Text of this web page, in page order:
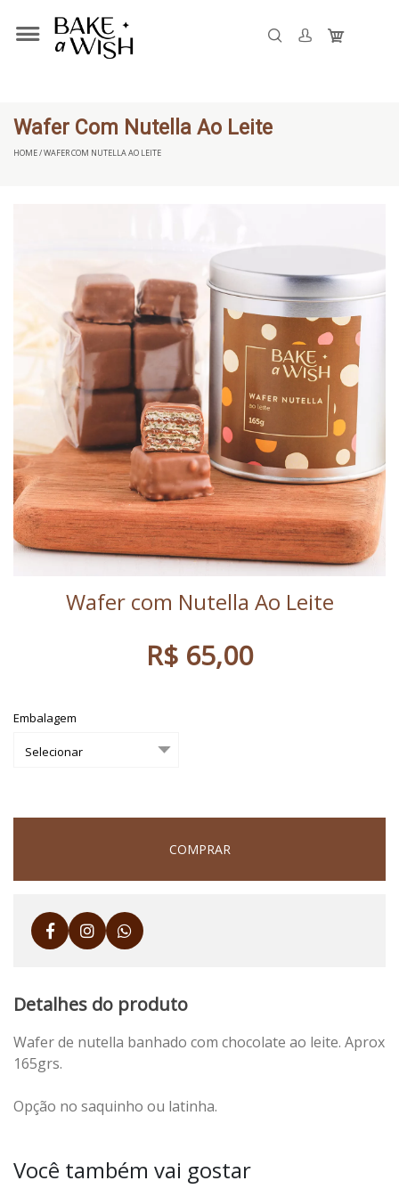
Wafer Com Nutella Ao Leite
HOME / WAFER COM NUTELLA AO LEITE
Wafer com Nutella Ao Leite
R$ 65,00
Embalagem
COMPRAR
Detalhes do produto
Wafer de nutella banhado com chocolate ao leite. Aprox
165grs.
Opção no saquinho ou latinha.
Você também vai gostar